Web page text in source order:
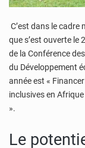
C’est dans le
que s’est ouverte le
de la Conférence
du Développement
année est «
inclusives en
».
Le